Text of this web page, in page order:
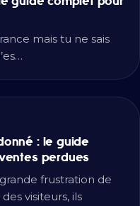
mais tu ne sais
: le guide
perdues
frustration de
visiteurs, ils